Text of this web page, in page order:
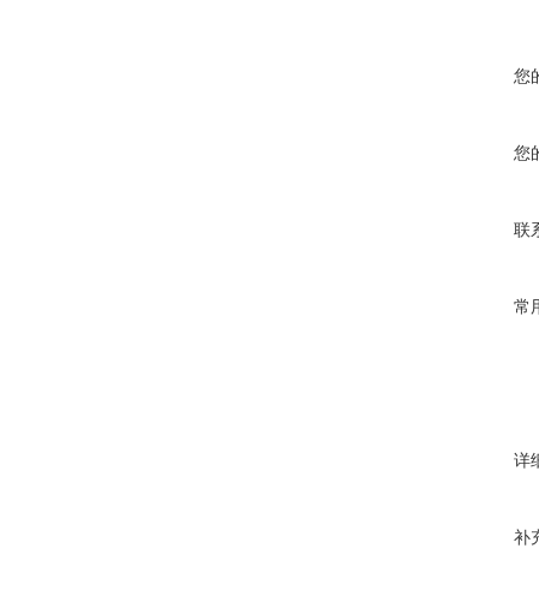
您
您
联
常
详
补